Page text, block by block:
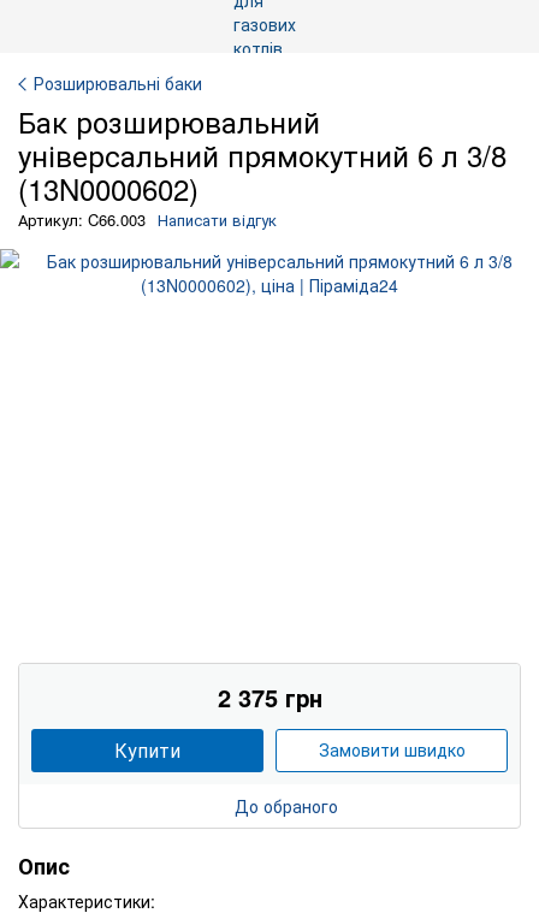
Розширювальні баки
Бак розширювальний
універсальний прямокутний 6 л 3/8
(13N0000602)
Артикул: C66.003 Написати відгук
2 375 грн
Купити Замовити швидко
До обраного
Опис
Характеристики: